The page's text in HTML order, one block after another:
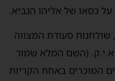
של אליהו הנביא.
סעודת המצווה
(השם המלא שמור
באחת הקריות